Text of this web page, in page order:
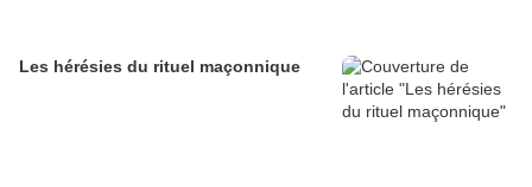
Les hérésies du rituel maçonnique